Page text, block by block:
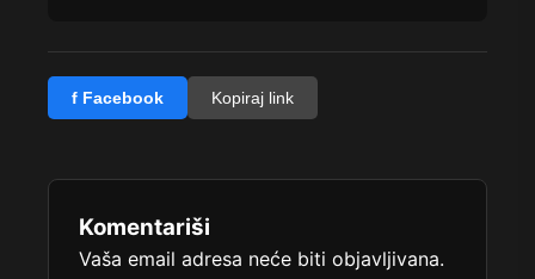
f Facebook Kopiraj link
Komentariši
Vaša email adresa neće biti objavljivana.